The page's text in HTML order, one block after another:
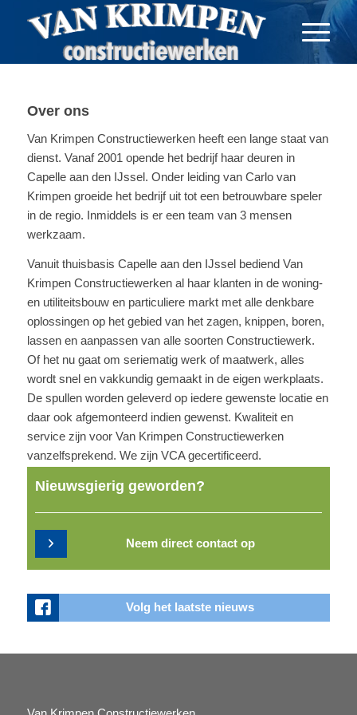
Over ons
Van Krimpen Constructiewerken heeft een lange staat van
dienst. Vanaf 2001 opende het bedrijf haar deuren in
Capelle aan den IJssel. Onder leiding van Carlo van
Krimpen groeide het bedrijf uit tot een betrouwbare speler
in de regio. Inmiddels is er een team van 3 mensen
werkzaam.
Vanuit thuisbasis Capelle aan den IJssel bediend Van
Krimpen Constructiewerken al haar klanten in de woning-
en utiliteitsbouw en particuliere markt met alle denkbare
oplossingen op het gebied van het zagen, knippen, boren,
lassen en aanpassen van alle soorten Constructiewerk.
Of het nu gaat om seriematig werk of maatwerk, alles
wordt snel en vakkundig gemaakt in de eigen werkplaats.
De spullen worden geleverd op iedere gewenste locatie en
daar ook afgemonteerd indien gewenst. Kwaliteit en
service zijn voor Van Krimpen Constructiewerken
vanzelfsprekend. We zijn VCA gecertificeerd.
Nieuwsgierig geworden?
Neem direct contact op
Volg het laatste nieuws